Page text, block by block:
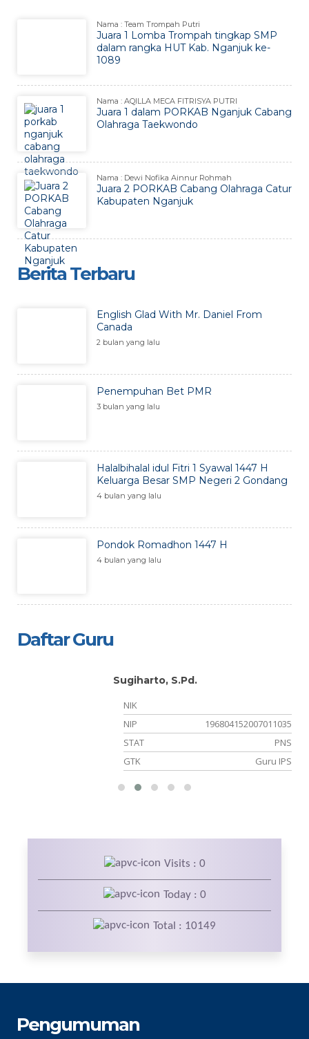
Nama : Team Trompah Putri
Juara 1 Lomba Trompah tingkap SMP
dalam rangka HUT Kab. Nganjuk ke-
1089
Nama : AQILLA MECA FITRISYA PUTRI
Juara 1 dalam PORKAB Nganjuk Cabang
Olahraga Taekwondo
Nama : Dewi Nofika Ainnur Rohmah
Juara 2 PORKAB Cabang Olahraga Catur
Kabupaten Nganjuk
Berita Terbaru
English Glad With Mr. Daniel From
Canada
2 bulan yang lalu
Penempuhan Bet PMR
3 bulan yang lalu
Halalbihalal idul Fitri 1 Syawal 1447 H
Keluarga Besar SMP Negeri 2 Gondang
4 bulan yang lalu
Pondok Romadhon 1447 H
4 bulan yang lalu
Daftar Guru
Sugiharto, S.Pd.
NIK
NIP
196804152007011035
STAT
PNS
GTK
Guru IPS
Visits : 0
Today : 0
Total : 10149
Pengumuman